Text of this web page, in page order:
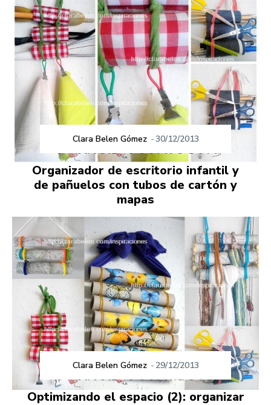
Clara Belen Gómez -30/12/2013
Organizador de escritorio infantil y
de pañuelos con tubos de cartón y
mapas
Clara Belen Gómez - 29/12/2013
Optimizando el espacio (2): organizar